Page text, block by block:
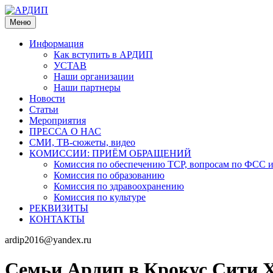
Меню
Информация
Как вступить в АРДИП
УСТАВ
Наши организации
Наши партнеры
Новости
Статьи
Мероприятия
ПРЕССА О НАС
СМИ, ТВ-сюжеты, видео
КОМИССИИ: ПРИЁМ ОБРАЩЕНИЙ
Комиссия по обеспечению ТСР, вопросам по ФСС
Комиссия по образованию
Комиссия по здравоохранению
Комиссия по культуре
РЕКВИЗИТЫ
КОНТАКТЫ
ardip2016@yandex.ru